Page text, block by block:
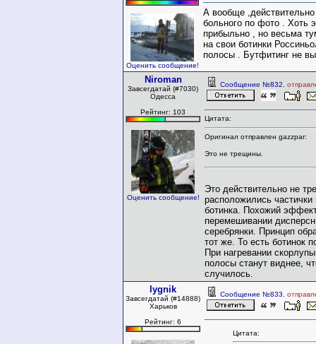
Оценить сообщение!
А вообще
больного по фото . Хоть
прибыльно , но весьма
на свои ботинки
полосы . Бутфитинг не
Niroman
Завсегдатай (#7030)
Одесса
Рейтинг: 103
Оценить сообщение!
Сообщение №832 ,
Цитата:
Оригинал отправлен gazzpar:
Это не трещины.
Это действительно не
расположились частички
ботинка. Похожий
перемешивании
серебрянки. Принцип
тот же. То есть ботинок
При нагревании
полосы станут виднее,
случилось.
lygnik
Завсегдатай (#14888)
Харьков
Рейтинг: 6
Сообщение №833 ,
Цитата: